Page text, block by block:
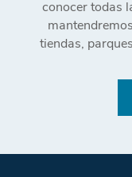
conocer todas
tiendas,